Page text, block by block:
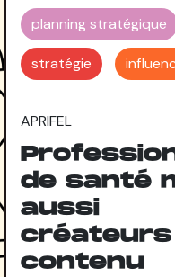
planning stratégique
stratégie
APRIFEL
de santé
aussi
créateurs
contenu